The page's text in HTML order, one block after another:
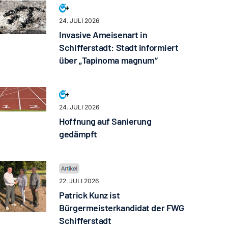
24. JULI 2026
Invasive Ameisenart in
Schifferstadt: Stadt informiert
über „Tapinoma magnum“
24. JULI 2026
Hoffnung auf Sanierung
gedämpft
22. JULI 2026
Patrick Kunz ist
Bürgermeisterkandidat der FWG
Schifferstadt